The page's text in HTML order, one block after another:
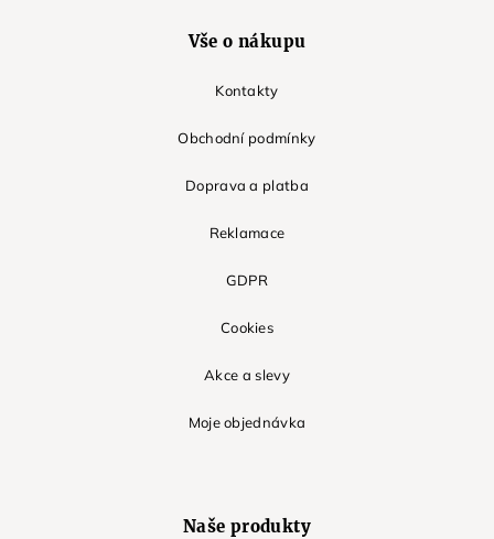
Vše o nákupu
Kontakty
Obchodní podmínky
Doprava a platba
Reklamace
GDPR
Cookies
Akce a slevy
Moje objednávka
Naše produkty